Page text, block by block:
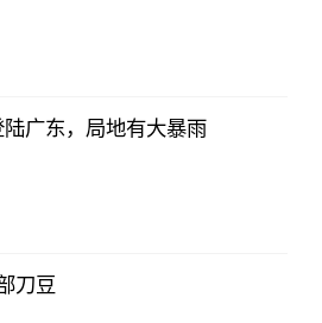
广东，局地有大暴雨
刀豆